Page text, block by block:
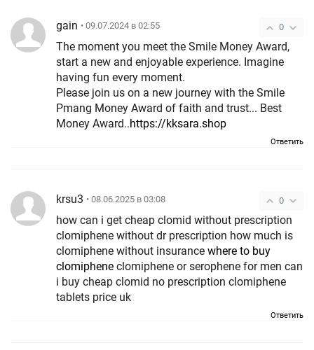
0
gain • 09.07.2024 в 02:55
The moment you meet the Smile Money Award,
start a new and enjoyable experience. Imagine
having fun every moment.
Please join us on a new journey with the Smile
Pmang Money Award of faith and trust... Best
Money Award..​https://kksara.shop
Ответить
0
krsu3 • 08.06.2025 в 03:08
how can i get cheap clomid without prescription
clomiphene without dr prescription how much is
clomiphene without insurance where to buy
clomiphene clomiphene or serophene for men can
i buy cheap clomid no prescription clomiphene
tablets price uk
Ответить